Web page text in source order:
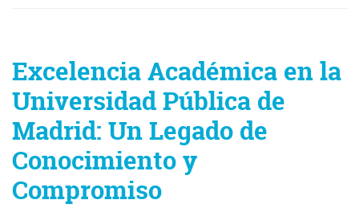
Excelencia Académica en la
Universidad Pública de
Madrid: Un Legado de
Conocimiento y
Compromiso